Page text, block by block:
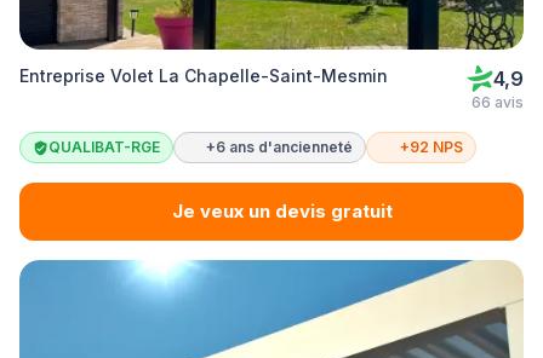
Entreprise Volet La Chapelle-Saint-Mesmin 4,9
66 avis
QUALIBAT-RGE +6 ans d'ancienneté +92 NPS
Je veux un devis gratuit